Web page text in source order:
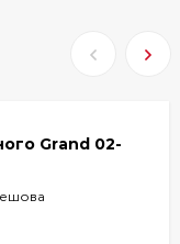
Grand 02-